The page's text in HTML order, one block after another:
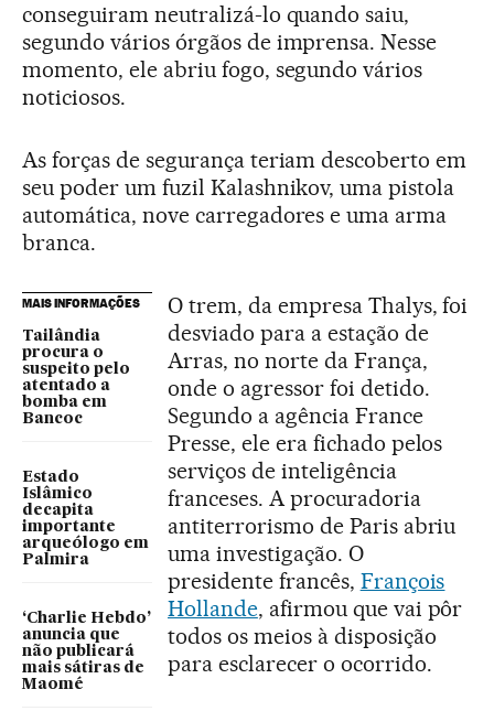
conseguiram neutralizá-lo quando saiu,
segundo vários órgãos de imprensa. Nesse
momento, ele abriu fogo, segundo vários
noticiosos.
As forças de segurança teriam descoberto em
seu poder um fuzil Kalashnikov, uma pistola
automática, nove carregadores e uma arma
branca.
MAIS INFORMAÇÕES
Tailândia
procura o
suspeito pelo
atentado a
bomba em
Bancoc
Estado
Islâmico
decapita
importante
arqueólogo em
Palmira
‘Charlie Hebdo’
anuncia que
não publicará
mais sátiras de
Maomé
O trem, da empresa Thalys, foi
desviado para a estação de
Arras, no norte da França,
onde o agressor foi detido.
Segundo a agência France
Presse, ele era fichado pelos
serviços de inteligência
franceses. A procuradoria
antiterrorismo de Paris abriu
uma investigação. O
presidente francês, François
Hollande, afirmou que vai pôr
todos os meios à disposição
para esclarecer o ocorrido.